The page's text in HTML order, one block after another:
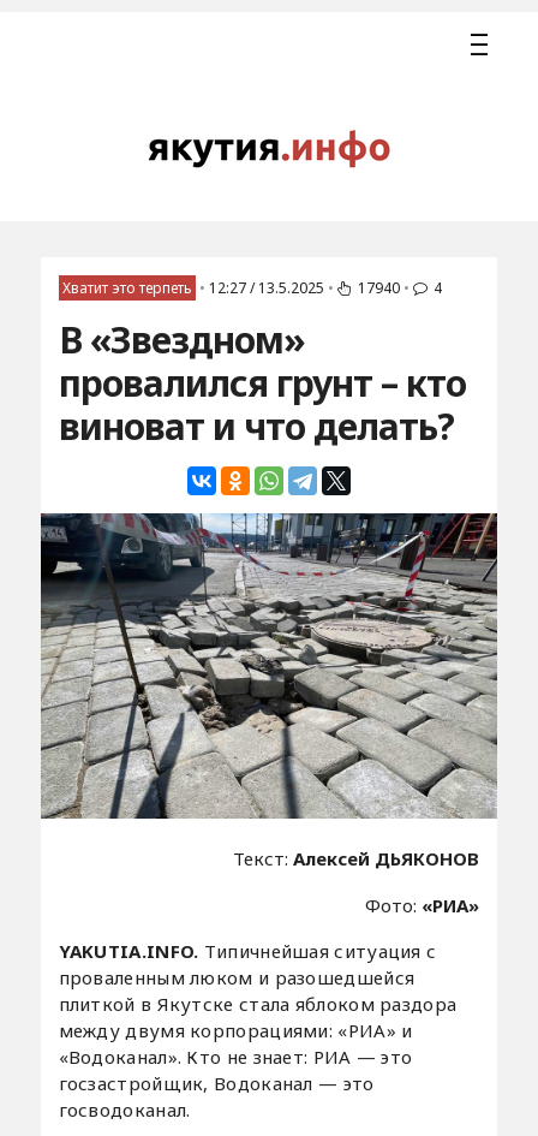
Хватит это терпеть • 12:27 / 13.5.2025 • 17940 • 4
В «Звездном»
провалился грунт – кто
виноват и что делать?
Текст:Алексей ДЬЯКОНОВ
Фото: «РИА»
YAKUTIA.INFO. Типичнейшая ситуация с
проваленным люком и разошедшейся
плиткой в Якутске стала яблоком раздора
между двумя корпорациями: «РИА» и
«Водоканал». Кто не знает: РИА — это
госзастройщик, Водоканал — это
госводоканал.